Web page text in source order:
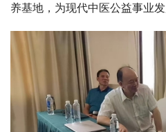
养基地，为现代中医公益事业发